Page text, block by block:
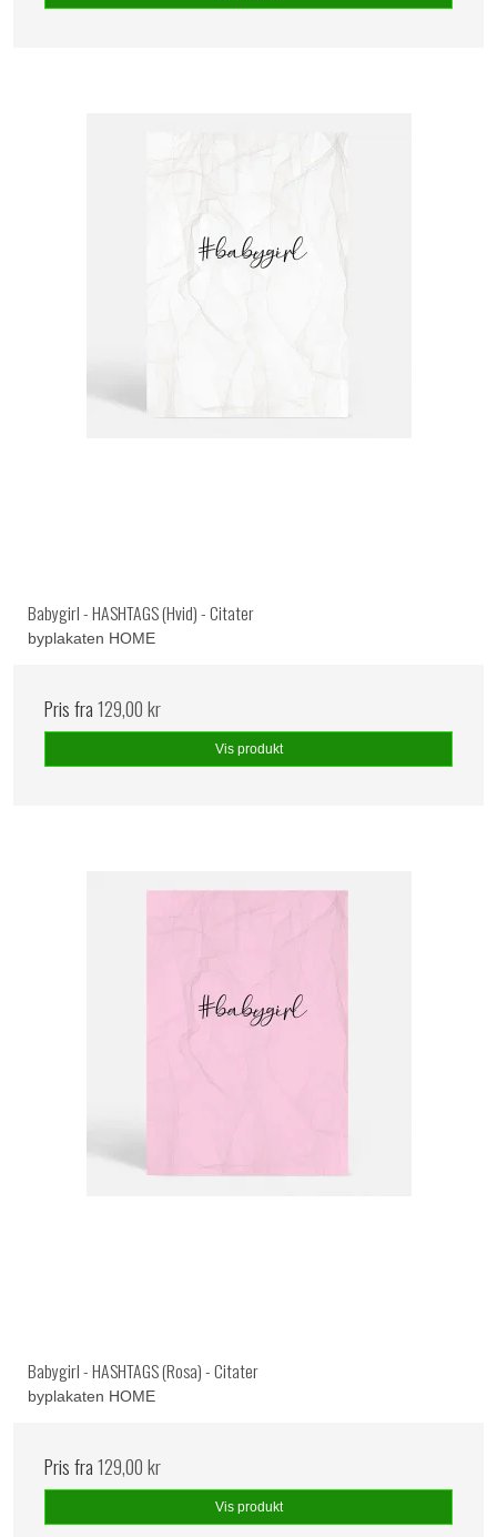
Babygirl - HASHTAGS (Hvid) - Citater
byplakaten HOME
Pris fra129,00 kr
Vis produkt
Babygirl - HASHTAGS (Rosa) - Citater
byplakaten HOME
Pris fra129,00 kr
Vis produkt